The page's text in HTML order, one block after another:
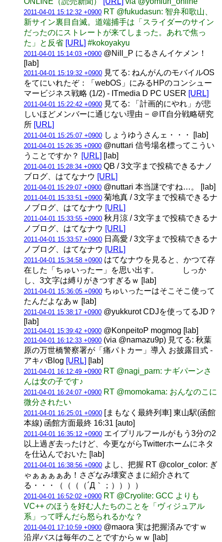
2011-04-01 15:12:32 +0900 RT @fukudasun: 智弁和歌山、
新サイン裏目自滅。道端捕手は「スライダーのサイン
だったのにストレートが来てしまった。あれで焦っ
た」と反省 [URL] #kokoyakyu
2011-04-01 15:14:03 +0900 @Nill_P にるさんイケメン！
[lab]
2011-04-01 15:19:32 +0900 見てる: ねんがんのモバイルOS
をてにいれたぞ：「webOS」にみるHPのコンシュー
マービジネス戦略 (1/2) - ITmedia D PC USER [URL]
2011-04-01 15:22:42 +0900 見てる: 「計画的にやれ」が悲
しいほどメンバーに通じない理由 − ＠IT自分戦略研究
所 [URL]
2011-04-01 15:25:07 +0900 しょうゆうさんェ・・・ [lab]
2011-04-01 15:26:35 +0900 @nuttari 信号場名標ってこうい
うことですか？ [URL] [lab]
2011-04-01 15:28:34 +0900 QB / 3文字まで投稿できるナノ
ブログ、はてなナウ [URL]
2011-04-01 15:29:07 +0900 @nuttari 本当謎ですね…。 [lab]
2011-04-01 15:33:51 +0900 菊地真 / 3文字まで投稿できるナ
ノブログ、はてなナウ [URL]
2011-04-01 15:33:55 +0900 秋月涼 / 3文字まで投稿できるナ
ノブログ、はてなナウ [URL]
2011-04-01 15:33:57 +0900 日高愛 / 3文字まで投稿できるナ
ノブログ、はてなナウ [URL]
2011-04-01 15:34:58 +0900 はてなナウを見ると、かつて存
在した「ちゅいったー」を思い出す。 しっか
し、3文字は縛りがきつすぎるｗ [lab]
2011-04-01 15:36:05 +0900 ちゅいったーはそこそこ使って
たんだよなあｗ [lab]
2011-04-01 15:38:17 +0900 @yukkurot CDJを使ってるJD？
[lab]
2011-04-01 15:39:42 +0900 @KonpeitoP mogmog [lab]
2011-04-01 16:12:33 +0900 (via @namazu9p) 見てる: 秋葉
原の万世橋警察署が「痛パトカー」導入 お披露目式 -
アキバBlog [URL] [lab]
2011-04-01 16:12:49 +0900 RT @nagi_parn: ナギパーンさ
んは女の子です♪
2011-04-01 16:24:07 +0900 RT @momokama: おんなのこに
微分されたい
2011-04-01 16:25:01 +0900 [まもなく最終列車] 東山駅(函館
本線) 函館方面最終 16:31 [auto]
2011-04-01 16:35:12 +0900 エイプリルフールがもう3分の2
以上過ぎ去ったけど、今更ながらTwitterホームにネタ
を仕込んでおいた [lab]
2011-04-01 16:38:56 +0900 よし、把握 RT @color_color: ぎ
ゃぁぁぁぁあ！さざなみ壊変さまに紹介されて
る・・・（（（（´Д｀；））））
2011-04-01 16:52:02 +0900 RT @Cryolite: GCC よりも
VC++ のほうを好む人たちのことを「ヴィジュアル
系」って呼んだら怒られるかな？
2011-04-01 17:10:59 +0900 @maora 実は把握済みですｗ
沿岸バスは毎年のことですからｗｗ [lab]